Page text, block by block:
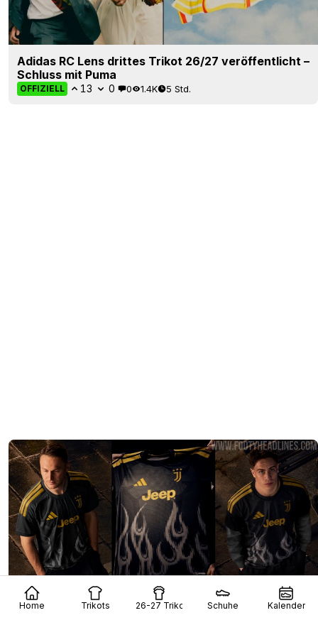
Home Trikots 26-27 Trikots Schuhe Kalender
Adidas RC Lens drittes Trikot 26/27 veröffentlicht –
Schluss mit Puma
OFFIZIELL 13 0 0 1.4K 5 Std.